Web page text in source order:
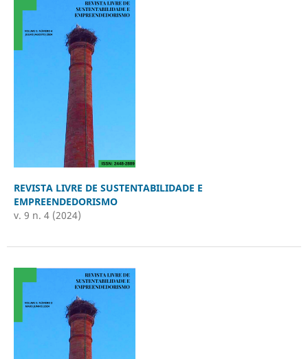
REVISTA LIVRE DE SUSTENTABILIDADE E
EMPREENDEDORISMO
v. 9 n. 4 (2024)